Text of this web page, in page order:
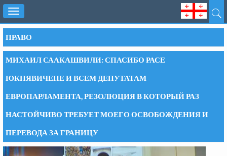
Toggle
navigation
ПРАВО
МИХАИЛ СААКАШВИЛИ: СПАСИБО РАСЕ
ЮКНЯВИЧЕНЕ И ВСЕМ ДЕПУТАТАМ
ЕВРОПАРЛАМЕНТА, РЕЗОЛЮЦИЯ В КОТОРЫЙ РАЗ
НАСТОЙЧИВО ТРЕБУЕТ МОЕГО ОСВОБОЖДЕНИЯ И
ПЕРЕВОДА ЗА ГРАНИЦУ